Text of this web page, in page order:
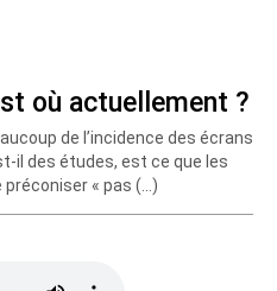
où actuellement ?
de l’incidence des écrans
il des études, est ce que les
« pas (…)